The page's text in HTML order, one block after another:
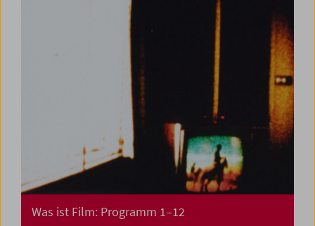
Was ist Film: Programm 1–12